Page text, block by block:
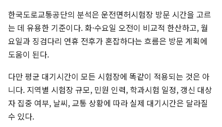
한국도로교통공단의 분석은 운전면허시험장 방문 시간을 고르
는 데 유용한 기준이다. 화·수요일 오전이 비교적 한산하고, 월
요일과 징검다리 연휴 전후가 혼잡하다는 흐름은 방문 계획에
도움이 된다.
다만 평균 대기시간이 모든 시험장에 똑같이 적용되는 것은 아
니다. 지역별 시험장 규모, 민원 인력, 학과시험 일정, 갱신 대상
자 집중 여부, 날씨, 교통 상황에 따라 실제 대기시간은 달라질
수 있다.